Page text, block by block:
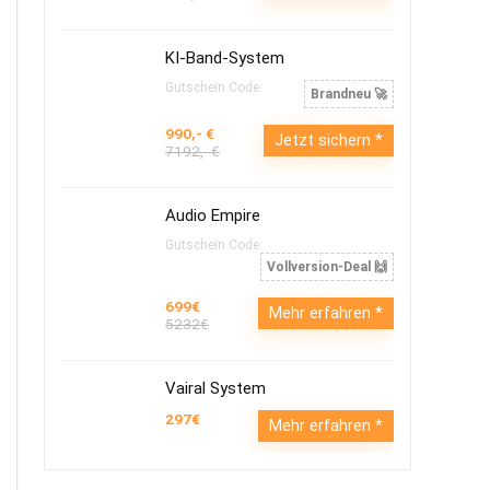
KI-Band-System
Gutschein Code: Brandneu 🚀
990,- €
7192,- €
Jetzt sichern
Audio Empire
Gutschein Code:
Vollversion-Deal 🙌
699€
5232€
Mehr erfahren
Vairal System
297€ Mehr erfahren